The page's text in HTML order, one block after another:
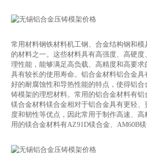
常用材料钢铁材料机工钢、合金结构钢和模
的材料之一。这些材料具有高强度、高硬度
理性能，能够满足高负载、高精度和高要
具有较长的使用寿命。铝合金材料铝合金具
好的耐腐蚀性和导热性能的特点，使得铝合
铸模架的理想材料。常用的铝合金材料有铝
镁合金材料镁合金相对于铝合金具有更轻、
度和韧性等优点，因此常用于制作高速、高
用的镁合金材料有AZ91D镁合金、AM60B镁